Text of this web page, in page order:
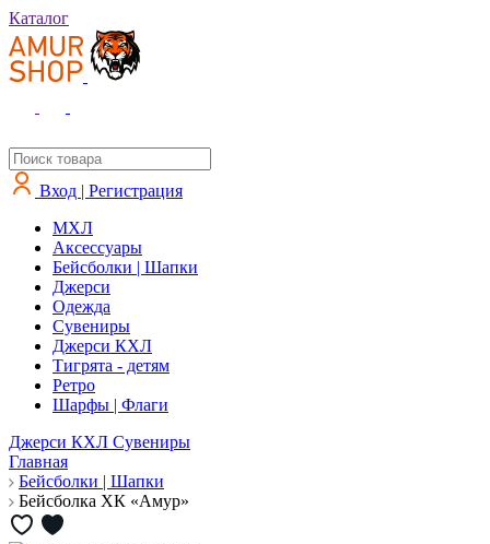
Каталог
Вход | Регистрация
MXЛ
Аксессуары
Бейсболки | Шапки
Джерси
Одежда
Сувениры
Джерси КХЛ
Тигрята - детям
Ретро
Шарфы | Флаги
Джерси КХЛ Сувениры
Главная
Бейсболки | Шапки
Бейсболка ХК «Амур»